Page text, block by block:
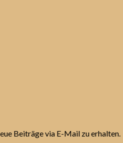
Beiträge via E-Mail zu erhalten.